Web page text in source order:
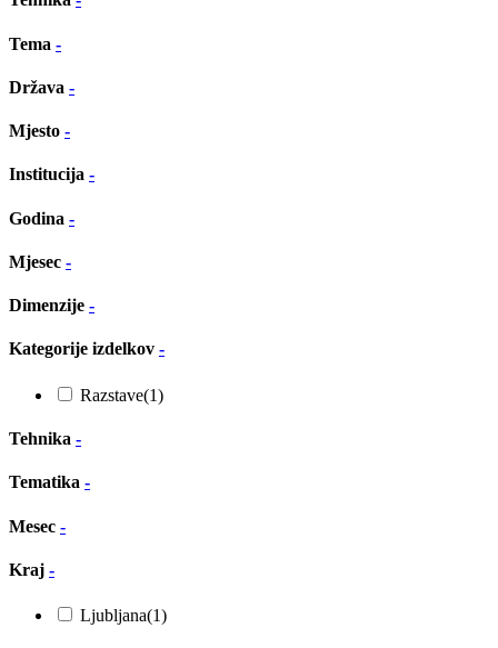
Tema -
Država -
Mjesto -
Institucija -
Godina -
Mjesec -
Dimenzije -
Kategorije izdelkov -
Razstave(1)
Tehnika -
Tematika -
Mesec -
Kraj -
Ljubljana(1)